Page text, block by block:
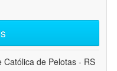
Católica de Pelotas - RS